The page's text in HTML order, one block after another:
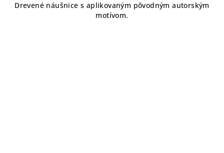
Drevené náušnice s aplikovaným pôvodným autorským
motívom.